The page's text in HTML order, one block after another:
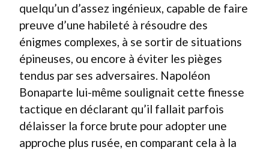
quelqu’un d’assez ingénieux, capable de faire
preuve d’une habileté à résoudre des
énigmes complexes, à se sortir de situations
épineuses, ou encore à éviter les pièges
tendus par ses adversaires. Napoléon
Bonaparte lui-même soulignait cette finesse
tactique en déclarant qu’il fallait parfois
délaisser la force brute pour adopter une
approche plus rusée, en comparant cela à la